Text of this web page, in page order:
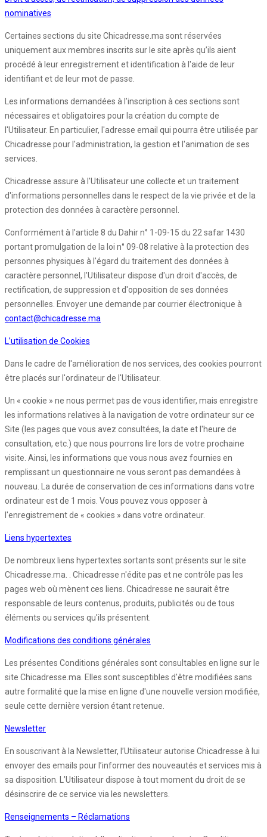
nominatives
Certaines sections du site Chicadresse.ma sont réservées
uniquement aux membres inscrits sur le site après qu’ils aient
procédé à leur enregistrement et identification à l'aide de leur
identifiant et de leur mot de passe.
Les informations demandées à l’inscription à ces sections sont
nécessaires et obligatoires pour la création du compte de
l'Utilisateur. En particulier, l'adresse email qui pourra être utilisée par
Chicadresse pour l'administration, la gestion et l'animation de ses
services.
Chicadresse assure à l'Utilisateur une collecte et un traitement
d'informations personnelles dans le respect de la vie privée et de la
protection des données à caractère personnel.
Conformément à l’article 8 du Dahir n° 1-09-15 du 22 safar 1430
portant promulgation de la loi n° 09-08 relative à la protection des
personnes physiques à l'égard du traitement des données à
caractère personnel, l’Utilisateur dispose d'un droit d'accès, de
rectification, de suppression et d'opposition de ses données
personnelles. Envoyer une demande par courrier électronique à
contact@chicadresse.ma
L’utilisation de Cookies
Dans le cadre de l'amélioration de nos services, des cookies pourront
être placés sur l'ordinateur de l'Utilisateur.
Un « cookie » ne nous permet pas de vous identifier, mais enregistre
les informations relatives à la navigation de votre ordinateur sur ce
Site (les pages que vous avez consultées, la date et l'heure de
consultation, etc.) que nous pourrons lire lors de votre prochaine
visite. Ainsi, les informations que vous nous avez fournies en
remplissant un questionnaire ne vous seront pas demandées à
nouveau. La durée de conservation de ces informations dans votre
ordinateur est de 1 mois. Vous pouvez vous opposer à
l'enregistrement de « cookies » dans votre ordinateur.
Liens hypertextes
De nombreux liens hypertextes sortants sont présents sur le site
Chicadresse.ma. . Chicadresse n'édite pas et ne contrôle pas les
pages web où mènent ces liens. Chicadresse ne saurait être
responsable de leurs contenus, produits, publicités ou de tous
éléments ou services qu'ils présentent.
Modifications des conditions générales
Les présentes Conditions générales sont consultables en ligne sur le
site Chicadresse.ma. Elles sont susceptibles d'être modifiées sans
autre formalité que la mise en ligne d'une nouvelle version modifiée,
seule cette dernière version étant retenue.
Newsletter
En souscrivant à la Newsletter, l’Utilisateur autorise Chicadresse à lui
envoyer des emails pour l’informer des nouveautés et services mis à
sa disposition. L’Utilisateur dispose à tout moment du droit de se
désinscrire de ce service via les newsletters.
Renseignements – Réclamations